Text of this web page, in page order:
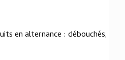
en alternance : débouchés,